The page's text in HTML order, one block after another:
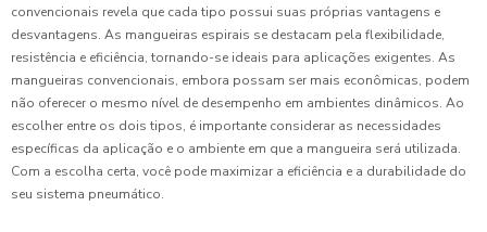
convencionais revela que cada tipo possui suas próprias vantagens e
desvantagens. As mangueiras espirais se destacam pela flexibilidade,
resistência e eficiência, tornando-se ideais para aplicações exigentes. As
mangueiras convencionais, embora possam ser mais econômicas, podem
não oferecer o mesmo nível de desempenho em ambientes dinâmicos. Ao
escolher entre os dois tipos, é importante considerar as necessidades
específicas da aplicação e o ambiente em que a mangueira será utilizada.
Com a escolha certa, você pode maximizar a eficiência e a durabilidade do
seu sistema pneumático.